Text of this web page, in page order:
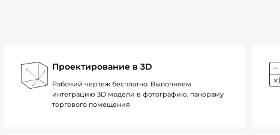
Проектирование в 3D
Рабочий чертеж бесплатно. Выполняем
интеграцию 3D модели в фотографию, панораму
торгового помещения